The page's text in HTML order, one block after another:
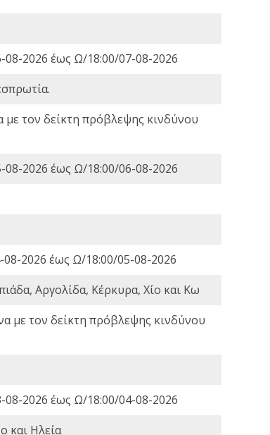
08-2026 έως Ω/18:00/07-08-2026
τον δείκτη πρόβλεψης κινδύνου
08-2026 έως Ω/18:00/06-08-2026
08-2026 έως Ω/18:00/05-08-2026
Αργολίδα, Κέρκυρα, Χίο και Κω
με τον δείκτη πρόβλεψης κινδύνου
08-2026 έως Ω/18:00/04-08-2026
και Ηλεία